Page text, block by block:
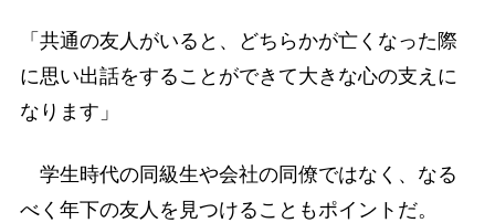
「共通の友人がいると、どちらかが亡くなった際
に思い出話をすることができて大きな心の支えに
なります」
学生時代の同級生や会社の同僚ではなく、なる
べく年下の友人を見つけることもポイントだ。